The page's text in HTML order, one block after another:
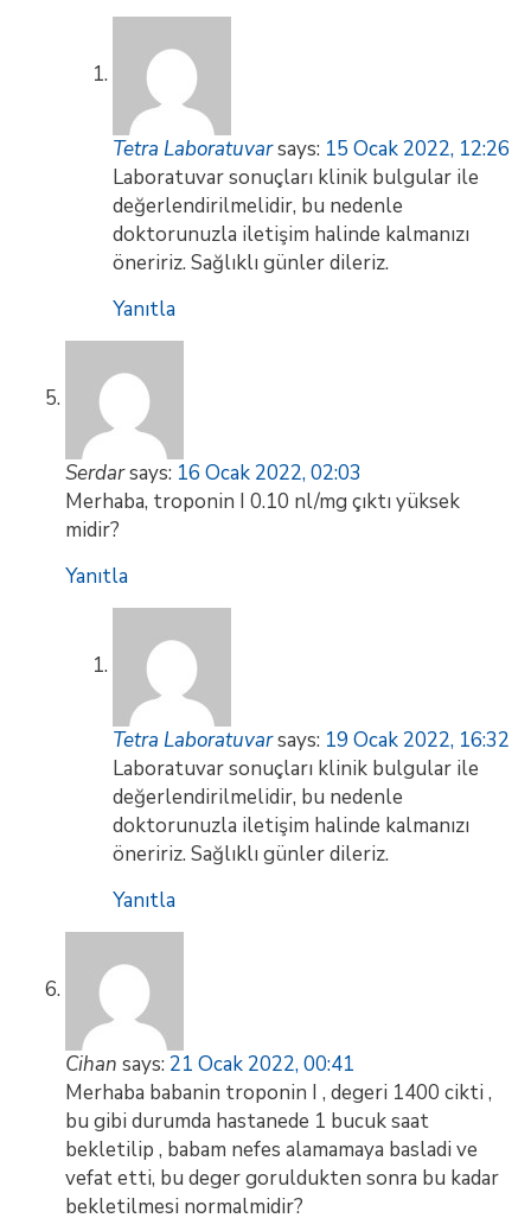
Tetra Laboratuvarsays: 15 Ocak 2022, 12:26
Laboratuvar sonuçları klinik bulgular ile
değerlendirilmelidir, bu nedenle
doktorunuzla iletişim halinde kalmanızı
öneririz. Sağlıklı günler dileriz.
Yanıtla
Serdarsays: 16 Ocak 2022, 02:03
Merhaba, troponin I 0.10 nl/mg çıktı yüksek
midir?
Yanıtla
Tetra Laboratuvarsays: 19 Ocak 2022, 16:32
Laboratuvar sonuçları klinik bulgular ile
değerlendirilmelidir, bu nedenle
doktorunuzla iletişim halinde kalmanızı
öneririz. Sağlıklı günler dileriz.
Yanıtla
Cihan says: 21 Ocak 2022, 00:41
Merhaba babanin troponin I , degeri 1400 cikti ,
bu gibi durumda hastanede 1 bucuk saat
bekletilip , babam nefes alamamaya basladi ve
vefat etti, bu deger goruldukten sonra bu kadar
bekletilmesi normalmidir?